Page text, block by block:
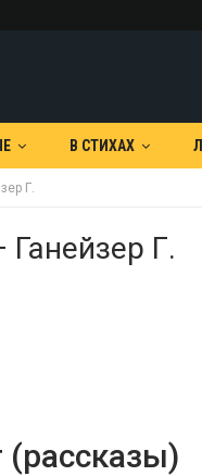
В СТИХАХ
Г.
Г.
(рассказы)